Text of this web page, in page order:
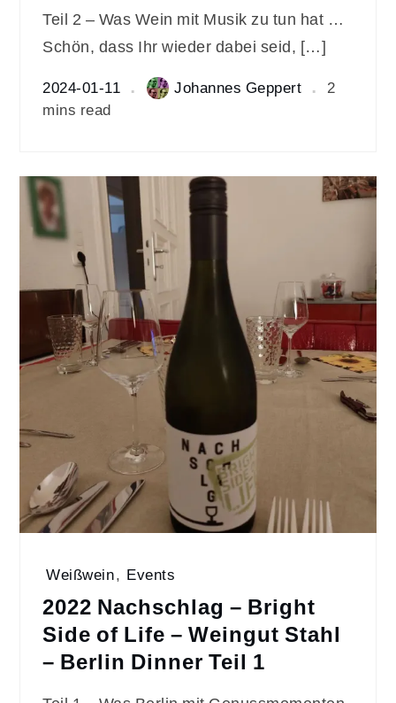
Teil 2 – Was Wein mit Musik zu tun hat …
Schön, dass Ihr wieder dabei seid, […]
2024-01-11 Johannes Geppert
2
mins read
Weißwein, Events
2022 Nachschlag – Bright
Side of Life – Weingut Stahl
– Berlin Dinner Teil 1